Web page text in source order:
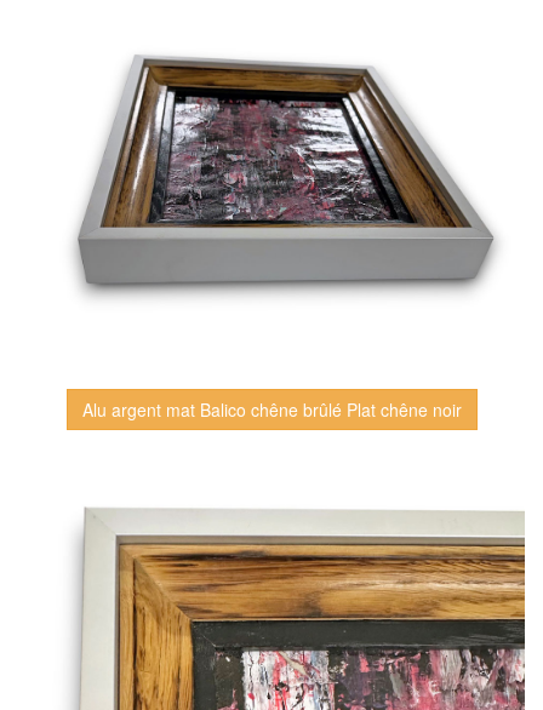
Alu argent mat Balico chêne brûlé Plat chêne noir